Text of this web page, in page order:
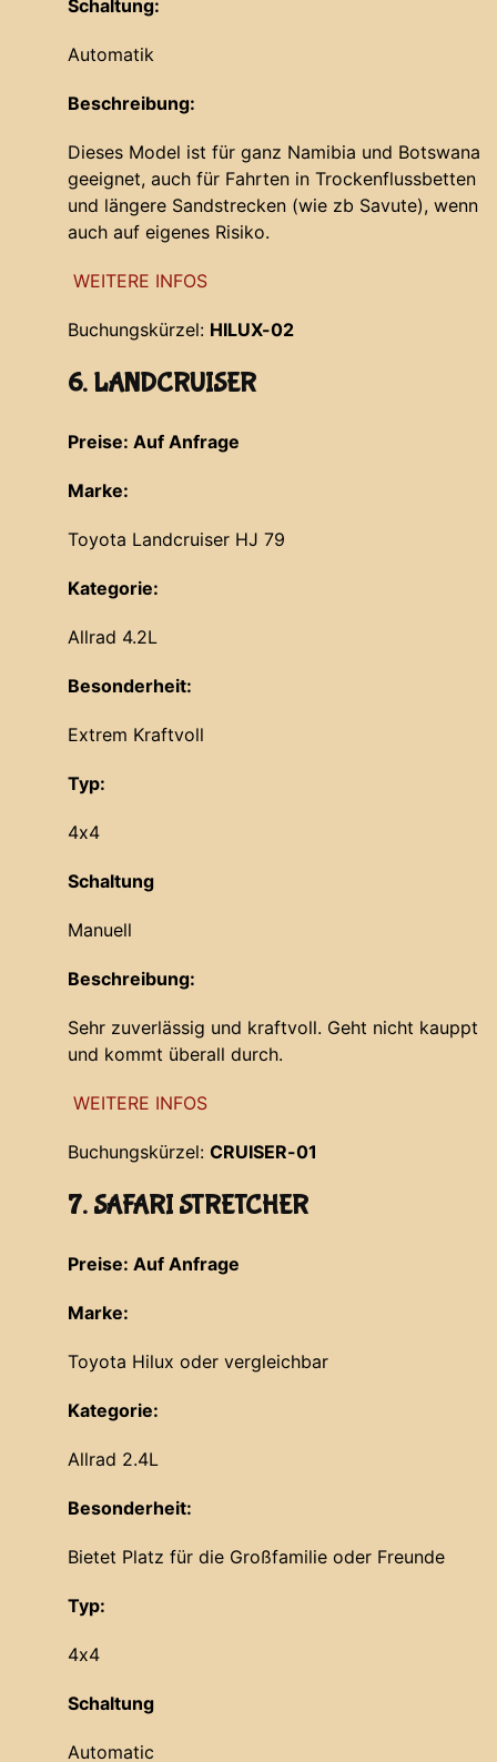
Schaltung:
Automatik
Beschreibung:
Dieses Model ist für ganz Namibia und Botswana
geeignet, auch für Fahrten in Trockenflussbetten
und längere Sandstrecken (wie zb Savute), wenn
auch auf eigenes Risiko.
WEITERE INFOS
Buchungskürzel: HILUX-02
6. LANDCRUISER
Preise: Auf Anfrage
Marke:
Toyota Landcruiser HJ 79
Kategorie:
Allrad 4.2L
Besonderheit:
Extrem Kraftvoll
Typ:
4x4
Schaltung
Manuell
Beschreibung:
Sehr zuverlässig und kraftvoll. Geht nicht kauppt
und kommt überall durch.
WEITERE INFOS
Buchungskürzel: CRUISER-01
7. SAFARI STRETCHER
Preise: Auf Anfrage
Marke:
Toyota Hilux oder vergleichbar
Kategorie:
Allrad 2.4L
Besonderheit:
Bietet Platz für die Großfamilie oder Freunde
Typ:
4x4
Schaltung
Automatic